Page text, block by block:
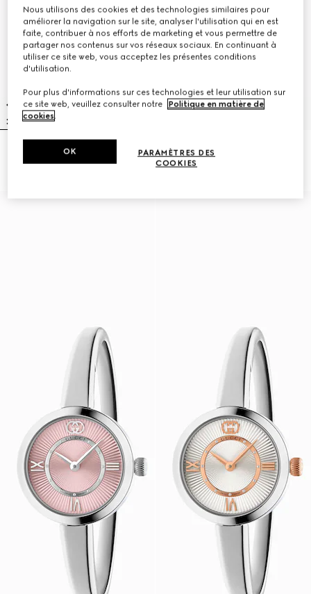
Montre Gucci Horsebit, 27x23 mm
€ 1.900
Montre Model 2000, 24 mm
€ 2.900
Nous utilisons des cookies et des technologies similaires pour
améliorer la navigation sur le site, analyser l'utilisation qui en est
faite, contribuer à nos efforts de marketing et vous permettre de
partager nos contenus sur vos réseaux sociaux. En continuant à
utiliser ce site web, vous acceptez les présentes conditions
d'utilisation.
Pour plus d'informations sur ces technologies et leur utilisation sur
ce site web, veuillez consulter notre
Politique en matière de
cookies.
PARAMÈTRES DES
COOKIES
OK